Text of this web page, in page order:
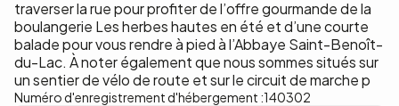
traverser la rue pour profiter de l’offre gourmande de la
boulangerie Les herbes hautes en été et d’une courte
balade pour vous rendre à pied à l’Abbaye Saint-Benoît-
du-Lac. À noter également que nous sommes situés sur
un sentier de vélo de route et sur le circuit de marche p
Numéro d'enregistrement d'hébergement :140302